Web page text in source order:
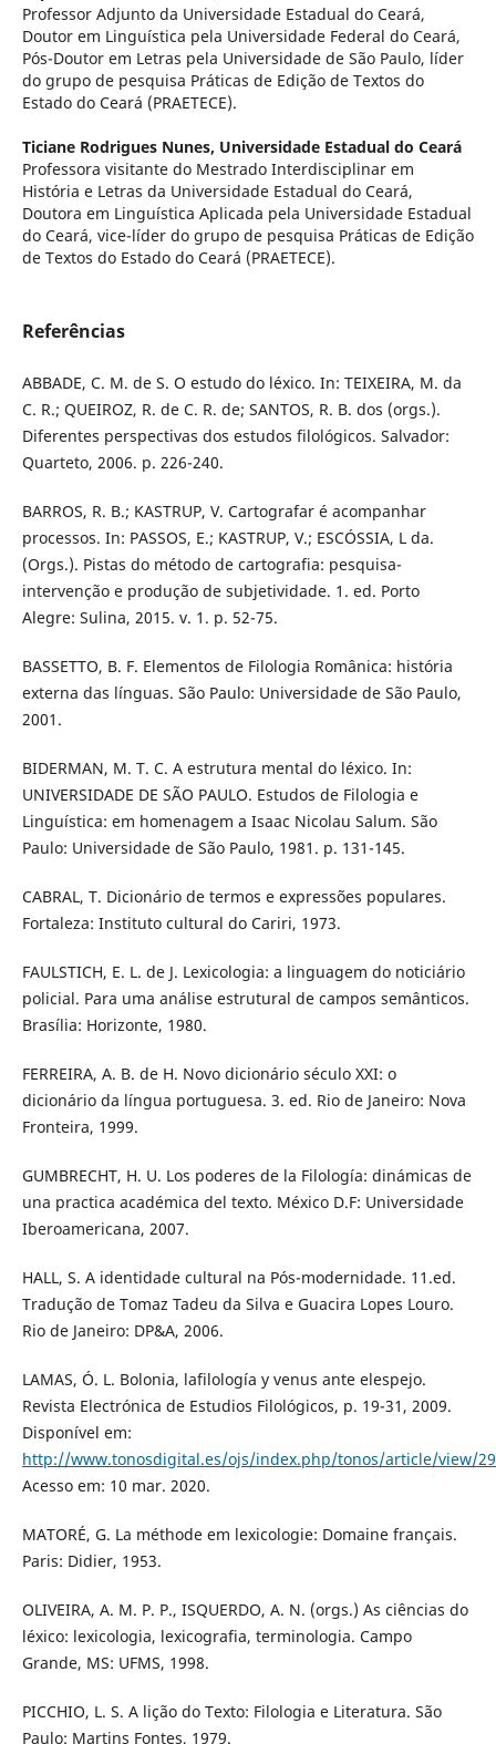
Professor Adjunto da Universidade Estadual do Ceará,
Doutor em Linguística pela Universidade Federal do Ceará,
Pós-Doutor em Letras pela Universidade de São Paulo, líder
do grupo de pesquisa Práticas de Edição de Textos do
Estado do Ceará (PRAETECE).
Ticiane Rodrigues Nunes, Universidade Estadual do Ceará
Professora visitante do Mestrado Interdisciplinar em
História e Letras da Universidade Estadual do Ceará,
Doutora em Linguística Aplicada pela Universidade Estadual
do Ceará, vice-líder do grupo de pesquisa Práticas de Edição
de Textos do Estado do Ceará (PRAETECE).
Referências
ABBADE, C. M. de S. O estudo do léxico. In: TEIXEIRA, M. da
C. R.; QUEIROZ, R. de C. R. de; SANTOS, R. B. dos (orgs.).
Diferentes perspectivas dos estudos filológicos. Salvador:
Quarteto, 2006. p. 226-240.
BARROS, R. B.; KASTRUP, V. Cartografar é acompanhar
processos. In: PASSOS, E.; KASTRUP, V.; ESCÓSSIA, L da.
(Orgs.). Pistas do método de cartografia: pesquisa-
intervenção e produção de subjetividade. 1. ed. Porto
Alegre: Sulina, 2015. v. 1. p. 52-75.
BASSETTO, B. F. Elementos de Filologia Românica: história
externa das línguas. São Paulo: Universidade de São Paulo,
2001.
BIDERMAN, M. T. C. A estrutura mental do léxico. In:
UNIVERSIDADE DE SÃO PAULO. Estudos de Filologia e
Linguística: em homenagem a Isaac Nicolau Salum. São
Paulo: Universidade de São Paulo, 1981. p. 131-145.
CABRAL, T. Dicionário de termos e expressões populares.
Fortaleza: Instituto cultural do Cariri, 1973.
FAULSTICH, E. L. de J. Lexicologia: a linguagem do noticiário
policial. Para uma análise estrutural de campos semânticos.
Brasília: Horizonte, 1980.
FERREIRA, A. B. de H. Novo dicionário século XXI: o
dicionário da língua portuguesa. 3. ed. Rio de Janeiro: Nova
Fronteira, 1999.
GUMBRECHT, H. U. Los poderes de la Filología: dinámicas de
una practica académica del texto. México D.F: Universidade
Iberoamericana, 2007.
HALL, S. A identidade cultural na Pós-modernidade. 11.ed.
Tradução de Tomaz Tadeu da Silva e Guacira Lopes Louro.
Rio de Janeiro: DP&A, 2006.
LAMAS, Ó. L. Bolonia, lafilología y venus ante elespejo.
Revista Electrónica de Estudios Filológicos, p. 19-31, 2009.
Disponível em:
http://www.tonosdigital.es/ojs/index.php/tonos/article/view/
Acesso em: 10 mar. 2020.
MATORÉ, G. La méthode em lexicologie: Domaine français.
Paris: Didier, 1953.
OLIVEIRA, A. M. P. P., ISQUERDO, A. N. (orgs.) As ciências do
léxico: lexicologia, lexicografia, terminologia. Campo
Grande, MS: UFMS, 1998.
PICCHIO, L. S. A lição do Texto: Filologia e Literatura. São
Paulo: Martins Fontes, 1979.